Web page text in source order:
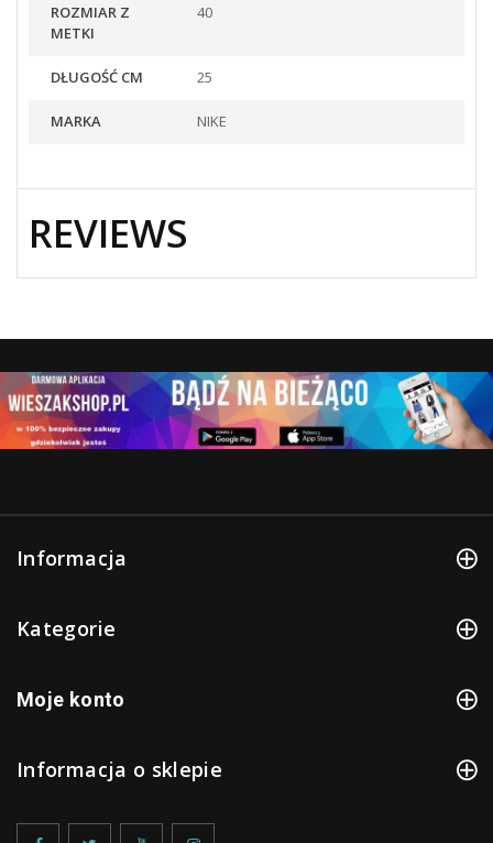
ROZMIAR Z
METKI
40
DŁUGOŚĆ CM 25
MARKA NIKE
REVIEWS
Informacja
Kategorie
Moje konto
Informacja o sklepie